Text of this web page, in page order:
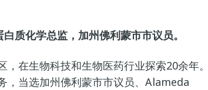
质化学总监，加州佛利蒙市市议员。
在生物科技和生物医药行业探索20余年。
，当选加州佛利蒙市市议员、Alameda